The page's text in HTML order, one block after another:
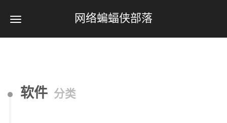
网络蝙蝠侠部落
软件 分类